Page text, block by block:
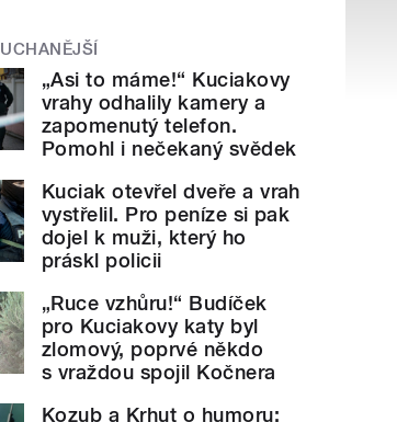
„Asi to máme!“ Kuciakovy
vrahy odhalily kamery a
zapomenutý telefon.
Pomohl i nečekaný svědek
Kuciak otevřel dveře a vrah
vystřelil. Pro peníze si pak
dojel k muži, který ho
práskl policii
„Ruce vzhůru!“ Budíček
pro Kuciakovy katy byl
zlomový, poprvé někdo
s vraždou spojil Kočnera
Kozub a Krhut o humoru: